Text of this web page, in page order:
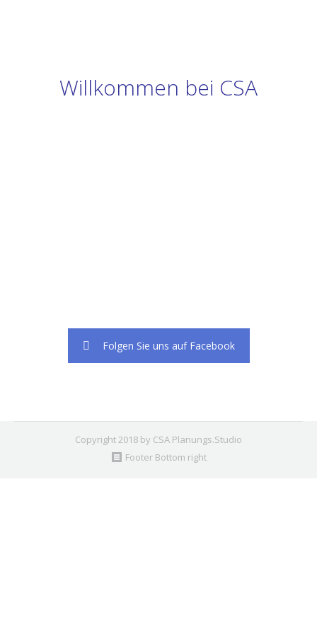
Willkommen bei CSA
Folgen Sie uns auf Facebook
Copyright 2018 by CSA Planungs.Studio
Footer Bottom right